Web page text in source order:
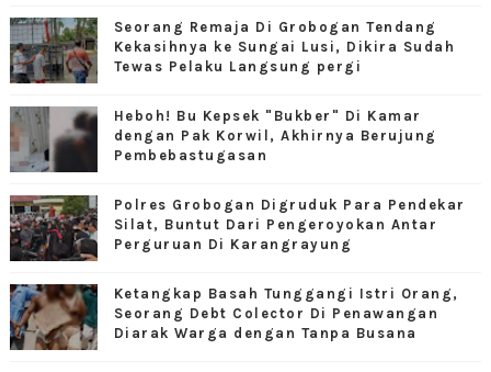
Seorang Remaja Di Grobogan Tendang
Kekasihnya ke Sungai Lusi, Dikira Sudah
Tewas Pelaku Langsung pergi
Heboh! Bu Kepsek "Bukber" Di Kamar
dengan Pak Korwil, Akhirnya Berujung
Pembebastugasan
Polres Grobogan Digruduk Para Pendekar
Silat, Buntut Dari Pengeroyokan Antar
Perguruan Di Karangrayung
Ketangkap Basah Tunggangi Istri Orang,
Seorang Debt Colector Di Penawangan
Diarak Warga dengan Tanpa Busana